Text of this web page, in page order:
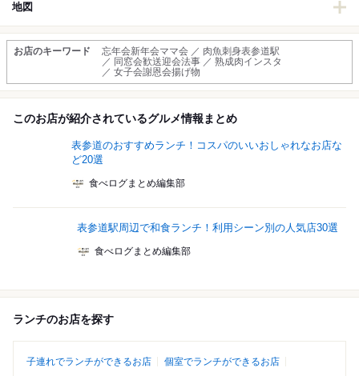
地図
お店のキーワード
忘年会新年会ママ会 ／ 肉魚刺身表参道駅
／ 同窓会歓送迎会法事 ／ 熟成肉インスタ
／ 女子会謝恩会揚げ物
このお店が紹介されているグルメ情報まとめ
表参道のおすすめランチ！コスパのいいおしゃれなお店な
ど20選
食べログまとめ編集部
表参道駅周辺で和食ランチ！利用シーン別の人気店30選
食べログまとめ編集部
ランチのお店を探す
子連れでランチができるお店
個室でランチができるお店